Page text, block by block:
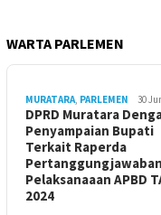
WARTA PARLEMEN
MURATARA, PARLEMEN 30
DPRD Muratara
Penyampaian Bupati
Terkait Raperda
Pertanggungjawaban
Pelaksanaaan APBD
2024